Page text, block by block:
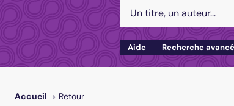
Aide Recherche
Accueil Retour